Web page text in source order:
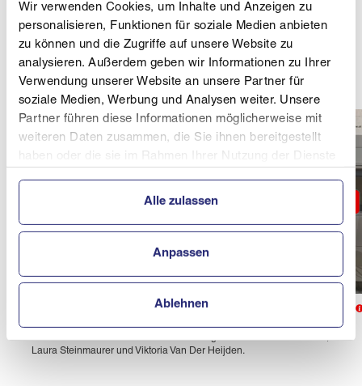
Wir verwenden Cookies, um Inhalte und Anzeigen zu
personalisieren, Funktionen für soziale Medien anbieten
zu können und die Zugriffe auf unsere Website zu
analysieren. Außerdem geben wir Informationen zu Ihrer
Verwendung unserer Website an unsere Partner für
soziale Medien, Werbung und Analysen weiter. Unsere
Partner führen diese Informationen möglicherweise mit
weiteren Daten zusammen, die Sie ihnen bereitgestellt
Alle zulassen
Anpassen
Ablehnen
und so eine super Loipe herzuzaubern. Ein großes
Dankeschön dafür", so Hopfgartner. Der Springer-
und Kombinierer-Nachwuchs dankte diesen Einsatz
der Hinzenbacher wiederum mit top Sprüngen!
© UVB Hinzenbach/Aichinger
Trainer Dustin Hopfgartner (l.), LSVOÖ-Referent Sprunglauf und
Laura Steinmaurer und Viktoria Van Der Heijden.